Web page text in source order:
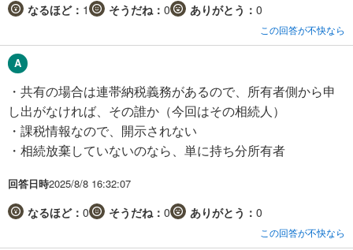
なるほど： 1 そうだね： 0 ありがとう： 0
この回答が不快なら
・共有の場合は連帯納税義務があるので、所有者側から申
し出がなければ、その誰か（今回はその相続人）
・課税情報なので、開示されない
・相続放棄していないのなら、単に持ち分所有者
回答日時2025/8/8 16:32:07
なるほど： 0 そうだね： 0 ありがとう： 0
この回答が不快なら